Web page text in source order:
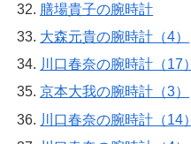
膳場貴子の腕時計
大森元貴の腕時計（4）
川口春奈の腕時計（17）
京本大我の腕時計（3）
川口春奈の腕時計（14）